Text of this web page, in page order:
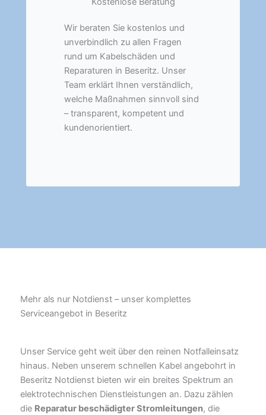
Wir beraten Sie kostenlos und
unverbindlich zu allen Fragen
rund um Kabelschäden und
Reparaturen in Beseritz. Unser
Team erklärt Ihnen verständlich,
welche Maßnahmen sinnvoll sind
– transparent, kompetent und
kundenorientiert.
Mehr als nur Notdienst – unser komplettes
Serviceangebot in Beseritz
Unser Service geht weit über den reinen Notfalleinsatz
hinaus. Neben unserem schnellen Kabel angebohrt in
Beseritz Notdienst bieten wir ein breites Spektrum an
elektrotechnischen Dienstleistungen an. Dazu zählen
die Reparatur beschädigter Stromleitungen, die